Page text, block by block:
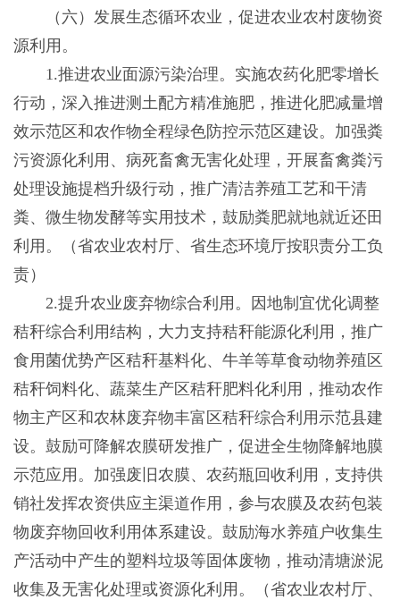
（六）发展生态循环农业，促进农业农村废物资
源利用。
1.推进农业面源污染治理。实施农药化肥零增长
行动，深入推进测土配方精准施肥，推进化肥减量增
效示范区和农作物全程绿色防控示范区建设。加强粪
污资源化利用、病死畜禽无害化处理，开展畜禽粪污
处理设施提档升级行动，推广清洁养殖工艺和干清
粪、微生物发酵等实用技术，鼓励粪肥就地就近还田
利用。（省农业农村厅、省生态环境厅按职责分工负
责）
2.提升农业废弃物综合利用。因地制宜优化调整
秸秆综合利用结构，大力支持秸秆能源化利用，推广
食用菌优势产区秸秆基料化、牛羊等草食动物养殖区
秸秆饲料化、蔬菜生产区秸秆肥料化利用，推动农作
物主产区和农林废弃物丰富区秸秆综合利用示范县建
设。鼓励可降解农膜研发推广，促进全生物降解地膜
示范应用。加强废旧农膜、农药瓶回收利用，支持供
销社发挥农资供应主渠道作用，参与农膜及农药包装
物废弃物回收利用体系建设。鼓励海水养殖户收集生
产活动中产生的塑料垃圾等固体废物，推动清塘淤泥
收集及无害化处理或资源化利用。（省农业农村厅、